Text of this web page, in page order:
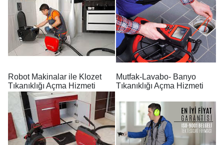
Robot Makinalar ile Klozet
Tıkanıklığı Açma Hizmeti
Mutfak-Lavabo- Banyo
Tıkanıklığı Açma Hizmeti